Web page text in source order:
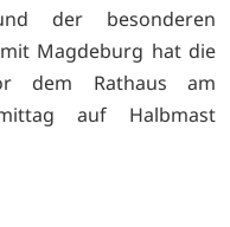
der besonderen
Magdeburg hat die
dem Rathaus am
auf Halbmast